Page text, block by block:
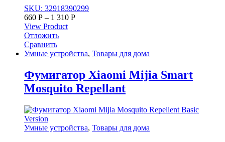
SKU: 32918390299
660 Р – 1 310 Р
View Product
Отложить
Сравнить
Умные устройства, Товары для дома
Фумигатор Xiaomi Mijia Smart
Mosquito Repellant
Умные устройства, Товары для дома